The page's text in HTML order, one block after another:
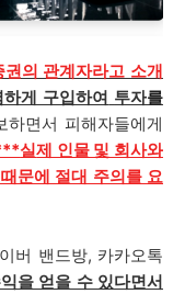
의 관계자라고 소개
게 구입하여 투자를
하면서 피해자들에게
실제 인물 및 회사와
문에 절대 주의를 요
버 밴드방, 카카오톡
을 얻을 수 있다면서